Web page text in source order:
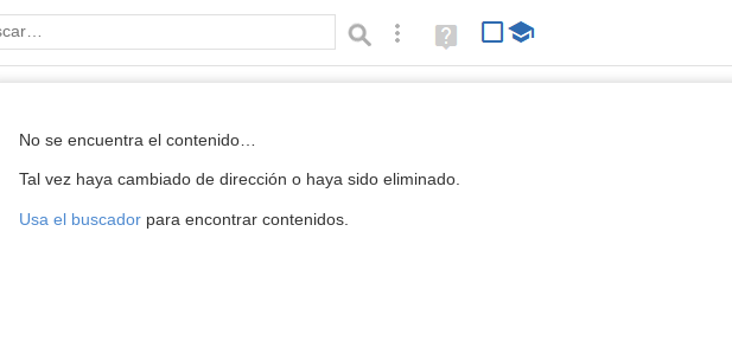
o frase: Búsqueda avanzada
Ayuda
(en
Reproductor de la Mediateca
No se encuentra el contenido…
Tal vez haya cambiado de dirección o haya sido eliminado.
Usa el buscadorpara encontrar contenidos.